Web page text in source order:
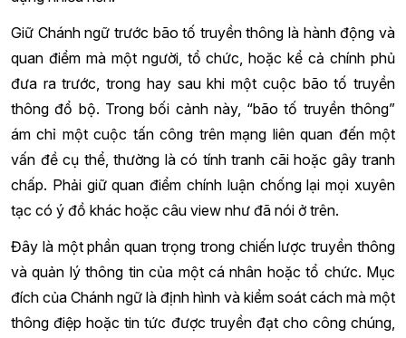
Giữ Chánh ngữ trước bão tố truyền thông là hành động và
quan điểm mà một người, tổ chức, hoặc kể cả chính phủ
đưa ra trước, trong hay sau khi một cuộc bão tố truyền
thông đổ bộ. Trong bối cảnh này, “bão tố truyền thông”
ám chỉ một cuộc tấn công trên mạng liên quan đến một
vấn đề cụ thể, thường là có tính tranh cãi hoặc gây tranh
chấp. Phải giữ quan điểm chính luận chống lại mọi xuyên
tạc có ý đồ khác hoặc câu view như đã nói ở trên.
Đây là một phần quan trọng trong chiến lược truyền thông
và quản lý thông tin của một cá nhân hoặc tổ chức. Mục
đích của Chánh ngữ là định hình và kiểm soát cách mà một
thông điệp hoặc tin tức được truyền đạt cho công chúng,